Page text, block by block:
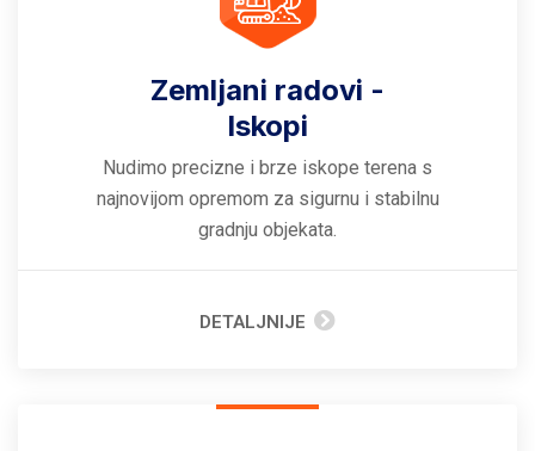
Zemljani radovi -
Iskopi
Nudimo precizne i brze iskope terena s
najnovijom opremom za sigurnu i stabilnu
gradnju objekata.
DETALJNIJE